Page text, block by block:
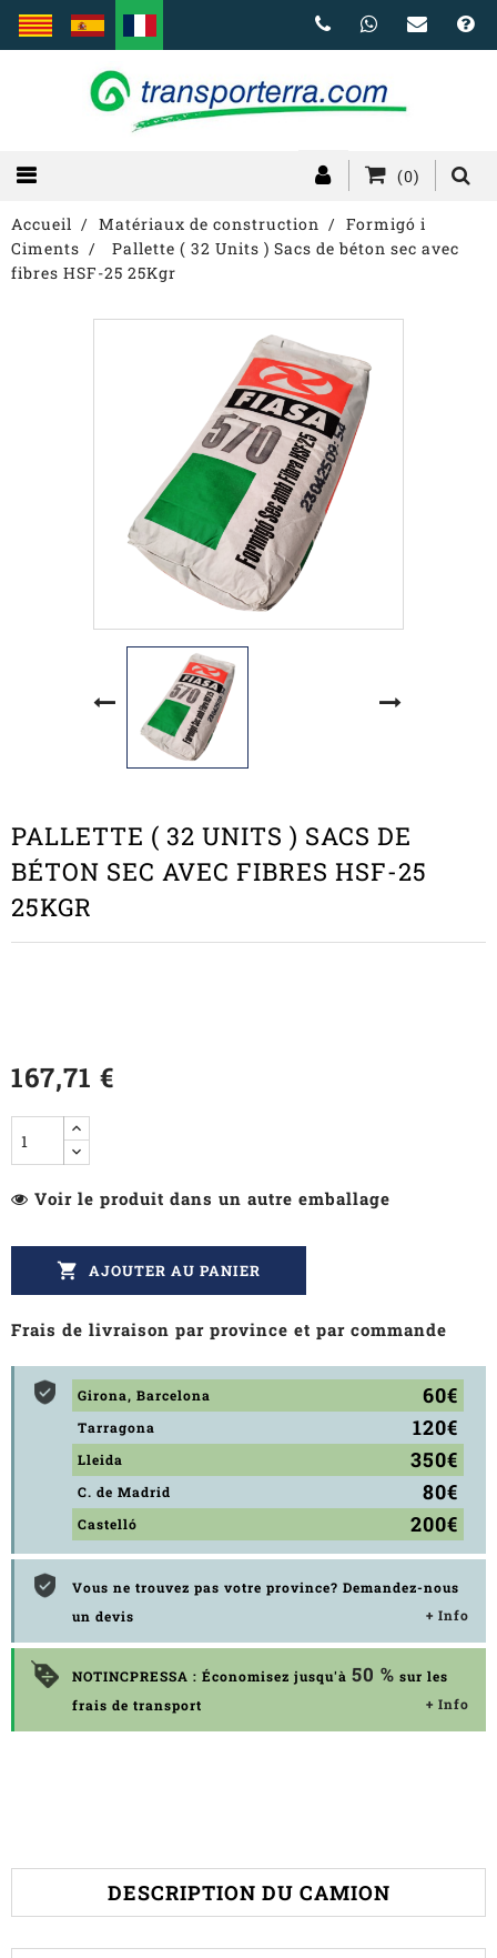
(0)
Accueil Matériaux de construction
Formigó i
Ciments
Pallette ( 32 Units ) Sacs de béton sec avec
fibres HSF-25 25Kgr
PALLETTE ( 32 UNITS ) SACS DE
BÉTON SEC AVEC FIBRES HSF-25
25KGR
167,71 €
Voir le produit dans un autre emballage
 AJOUTER AU PANIER
Frais de livraison par province et par commande
Girona, Barcelona 60€
Tarragona 120€
Lleida 350€
C. de Madrid 80€
Castelló 200€
Vous ne trouvez pas votre province? Demandez-nous
un devis
+ Info
NOTINCPRESSA : Économisez jusqu'à 50 % sur les
frais de transport
+ Info
DESCRIPTION DU CAMION